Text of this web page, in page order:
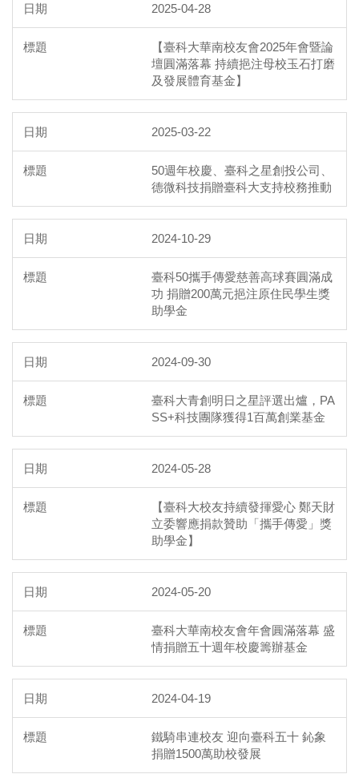
2025-04-28
【臺科大華南校友會2025年會暨論
壇圓滿落幕 持續挹注母校玉石打磨
及發展體育基金】
2025-03-22
50週年校慶、臺科之星創投公司、
德微科技捐贈臺科大支持校務推動
2024-10-29
臺科50攜手傳愛慈善高球賽圓滿成
功 捐贈200萬元挹注原住民學生獎
助學金
2024-09-30
臺科大青創明日之星評選出爐，PA
SS+科技團隊獲得1百萬創業基金
2024-05-28
【臺科大校友持續發揮愛心 鄭天財
立委響應捐款贊助「攜手傳愛」獎
助學金】
2024-05-20
臺科大華南校友會年會圓滿落幕 盛
情捐贈五十週年校慶籌辦基金
2024-04-19
鐵騎串連校友 迎向臺科五十 鈊象
捐贈1500萬助校發展